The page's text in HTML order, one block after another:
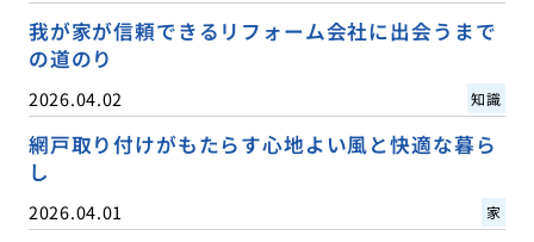
我が家が信頼できるリフォーム会社に出会うまで
の道のり
2026.04.02 知識
網戸取り付けがもたらす心地よい風と快適な暮ら
し
2026.04.01 家